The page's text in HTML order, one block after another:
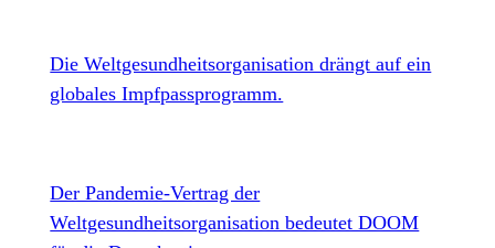
Die Weltgesundheitsorganisation drängt auf ein
globales Impfpassprogramm.
Der Pandemie-Vertrag der
Weltgesundheitsorganisation bedeutet DOOM